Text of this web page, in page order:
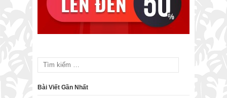
Bài Viết Gần Nhất